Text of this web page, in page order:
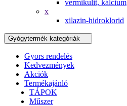
vermikulit, kálcium
x
xilazin-hidroklorid
Gyógytermék kategóriák
Gyors rendelés
Kedvezmények
Akciók
Termékajánló
TÁPOK
Műszer